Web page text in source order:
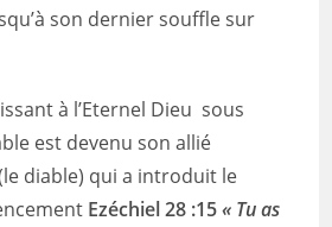
son dernier souffle sur
à l’Eternel Dieu sous
est devenu son allié
diable) qui a introduit le
Ezéchiel 28 :15« Tu as